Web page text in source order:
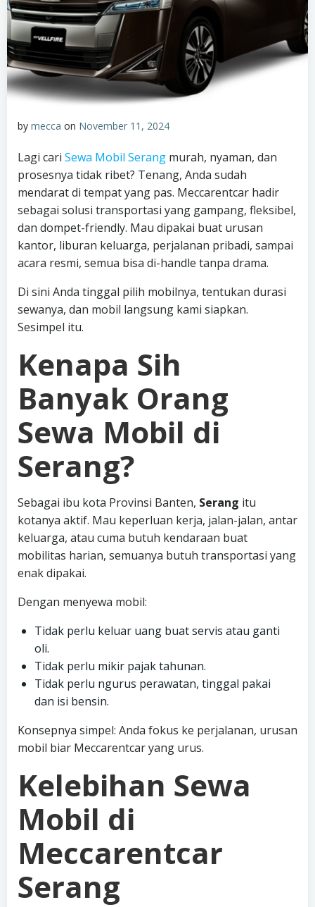
by mecca on November 11, 2024
Lagi cari Sewa Mobil Serang murah, nyaman, dan
prosesnya tidak ribet? Tenang, Anda sudah
mendarat di tempat yang pas. Meccarentcar hadir
sebagai solusi transportasi yang gampang, fleksibel,
dan dompet-friendly. Mau dipakai buat urusan
kantor, liburan keluarga, perjalanan pribadi, sampai
acara resmi, semua bisa di-handle tanpa drama.
Di sini Anda tinggal pilih mobilnya, tentukan durasi
sewanya, dan mobil langsung kami siapkan.
Sesimpel itu.
Kenapa Sih
Banyak Orang
Sewa Mobil di
Serang?
Sebagai ibu kota Provinsi Banten, Serang itu
kotanya aktif. Mau keperluan kerja, jalan-jalan, antar
keluarga, atau cuma butuh kendaraan buat
mobilitas harian, semuanya butuh transportasi yang
enak dipakai.
Dengan menyewa mobil:
Tidak perlu keluar uang buat servis atau ganti
oli.
Tidak perlu mikir pajak tahunan.
Tidak perlu ngurus perawatan, tinggal pakai
dan isi bensin.
Konsepnya simpel: Anda fokus ke perjalanan, urusan
mobil biar Meccarentcar yang urus.
Kelebihan Sewa
Mobil di
Meccarentcar
Serang